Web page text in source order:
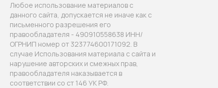
Любое использование материалов с
данного сайта, допускается не иначе как с
письменного разрешения его
правообладателя - 490910558638 ИНН/
ОГРНИП номер от 323774600171092. В
случае Использования материала с сайта и
нарушение авторских и смежных прав,
правообладателя наказывается в
соответствии со ст 146 УК РФ.